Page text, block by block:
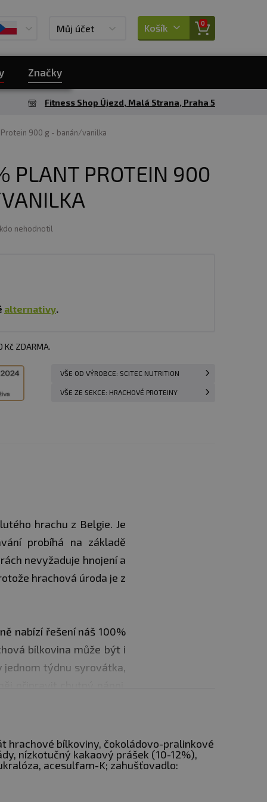
Můj účet Košík 0
Značky
Fitness Shop Újezd, Malá Strana, Praha 5
900 g - banán/vanilka
PLANT PROTEIN 900
nehodnotil
alternativy.
Kč ZDARMA.
VŠE OD VÝROBCE: SCITEC NUTRITION
VŠE ZE SEKCE: HRACHOVÉ PROTEINY
hrachu z Belgie. Je
probíhá na základě
nevyžaduje hnojení a
hrachová úroda je z
nabízí řešení náš 100%
bílkovina může být i
jednom týdnu syrovátka,
rostlinného původu.
obsahu argininu je
hrachové bílkoviny, čokoládovo-pralinkové
nízkotučný kakaový prášek (10-12%),
acesulfam-K; zahušťovadlo: